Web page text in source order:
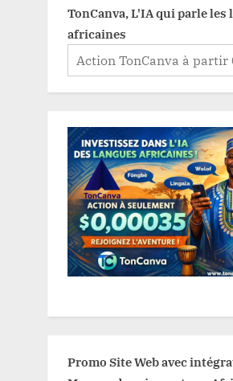
TonCanva, L'IA qui parle les
africaines
Promo Site Web avec